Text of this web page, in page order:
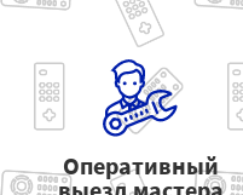
Оперативный